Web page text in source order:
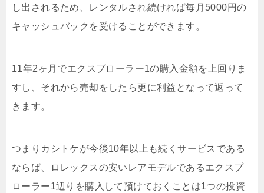
し出されるため、レンタルされ続ければ毎月5000円の
キャッシュバックを受けることができます。
11年2ヶ月でエクスプローラー1の購入金額を上回りま
すし、それから売却をしたら更に利益となって返って
きます。
つまりカシトケが今後10年以上も続くサービスである
ならば、ロレックスの安いレアモデルであるエクスプ
ローラー1辺りを購入して預けておくことは1つの投資